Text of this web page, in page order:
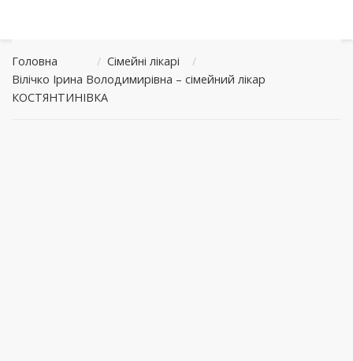
Головна / Сімейні лікарі
/
Вілічко Ірина Володимирівна – сімейний лікар
КОСТЯНТИНІВКА